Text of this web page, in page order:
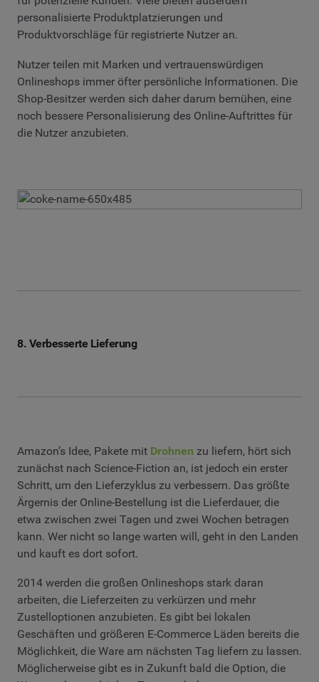
personalisierte Produktplatzierungen und
Produktvorschläge für registrierte Nutzer an.
Nutzer teilen mit Marken und vertrauenswürdigen
Onlineshops immer öfter persönliche Informationen. Die
Shop-Besitzer werden sich daher darum bemühen, eine
noch bessere Personalisierung des Online-Auftrittes für
die Nutzer anzubieten.
8. Verbesserte Lieferung
Amazon’s Idee, Pakete mit Drohnen zu liefern, hört sich
zunächst nach Science-Fiction an, ist jedoch ein erster
Schritt, um den Lieferzyklus zu verbessern. Das größte
Ärgernis der Online-Bestellung ist die Lieferdauer, die
etwa zwischen zwei Tagen und zwei Wochen betragen
kann. Wer nicht so lange warten will, geht in den Landen
und kauft es dort sofort.
2014 werden die großen Onlineshops stark daran
arbeiten, die Lieferzeiten zu verkürzen und mehr
Zustelloptionen anzubieten. Es gibt bei lokalen
Geschäften und größeren E-Commerce Läden bereits die
Möglichkeit, die Ware am nächsten Tag liefern zu lassen.
Möglicherweise gibt es in Zukunft bald die Option, die